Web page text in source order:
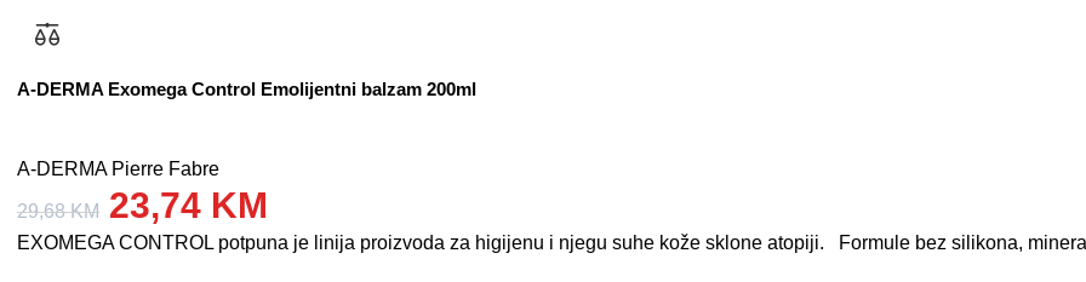
A-DERMA Exomega Control Emolijentni balzam 200ml
A-DERMA Pierre Fabre
29,68KM 23,74 KM
EXOMEGA CONTROL potpuna je linija proizvoda za higijenu i njegu suhe kože sklone atopiji. Formule bez silikona,